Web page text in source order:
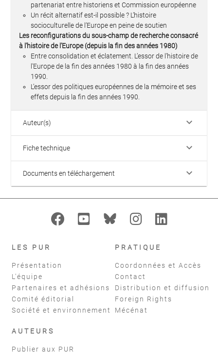
partenariat entre historiens et Commission européenne
Un récit alternatif est-il possible ? L’histoire
socioculturelle de l’Europe en peine de soutien
Les reconfigurations du sous-champ de recherche consacré
à l’histoire de l’Europe (depuis la fin des années 1980)
Entre consolidation et éclatement. L’essor de l’histoire de
l’Europe de la fin des années 1980 à la fin des années
1990.
L’essor des politiques européennes de la mémoire et ses
effets depuis la fin des années 1990.
Auteur(s) keyboard_arrow_down
Fiche technique keyboard_arrow_down
Documents en téléchargement keyboard_arrow_down
LES PUR
Présentation
L'équipe
Partenaires et adhésions
Comité éditorial
Société et environnement
PRATIQUE
Coordonnées et Accès
Contact
Distribution et diffusion
Foreign Rights
Mécénat
AUTEURS
Publier aux PUR